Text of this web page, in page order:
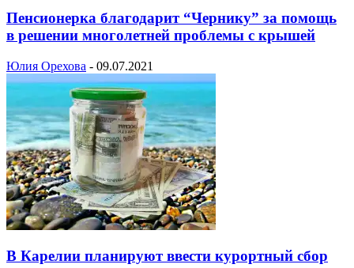
Пенсионерка благодарит “Чернику” за помощь
в решении многолетней проблемы с крышей
Юлия Орехова - 09.07.2021
В Карелии планируют ввести курортный сбор